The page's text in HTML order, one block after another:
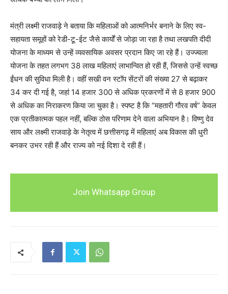
मंत्री लक्ष्मी राजवाड़े ने बताया कि महिलाओं को आत्मनिर्भर बनाने के लिए स्व-
सहायता समूहों को रेडी-टू-ईट जैसे कार्यों से जोड़ा जा रहा है तथा लखपति दीदी
योजना के माध्यम से उन्हें व्यवसायिक अवसर प्रदान किए जा रहे हैं। उज्ज्वला
योजना के तहत लगभग 38 लाख महिलाएं लाभान्वित हो रही हैं, जिससे उन्हें स्वच्छ
ईंधन की सुविधा मिली है। वहीं सखी वन स्टॉप सेंटरों की संख्या 27 से बढ़ाकर
34 कर दी गई है, जहां 14 हजार 300 से अधिक प्रकरणों में से 8 हजार 900
से अधिक का निराकरण किया जा चुका है। स्पष्ट है कि “महतारी गौरव वर्ष” केवल
एक प्रतीकात्मक पहल नहीं, बल्कि ठोस परिणाम देने वाला अभियान है। विष्णु देव
साय और लक्ष्मी राजवाड़े के नेतृत्व में छत्तीसगढ़ में महिलाएं अब विकास की धुरी
बनकर उभर रही हैं और राज्य को नई दिशा दे रही हैं।
Join Whatsapp Group